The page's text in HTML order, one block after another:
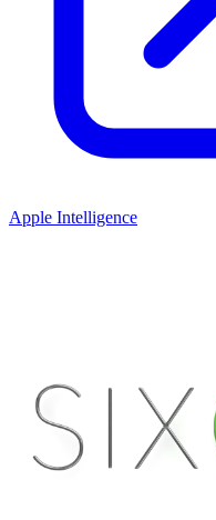
Apple Intelligence